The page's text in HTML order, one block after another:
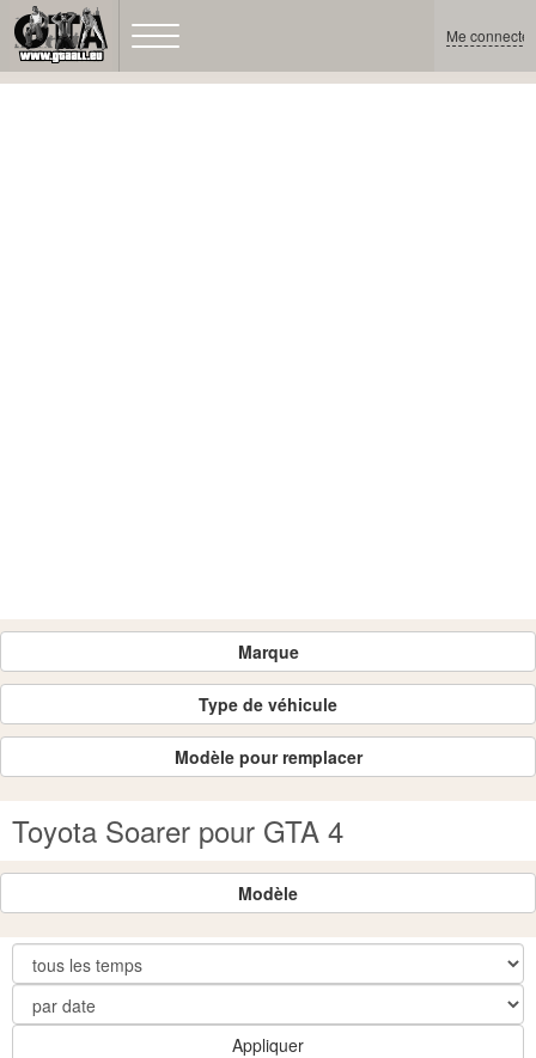
Me connecter
Marque
Type de véhicule
Modèle pour remplacer
Toyota Soarer pour GTA 4
Modèle
Appliquer